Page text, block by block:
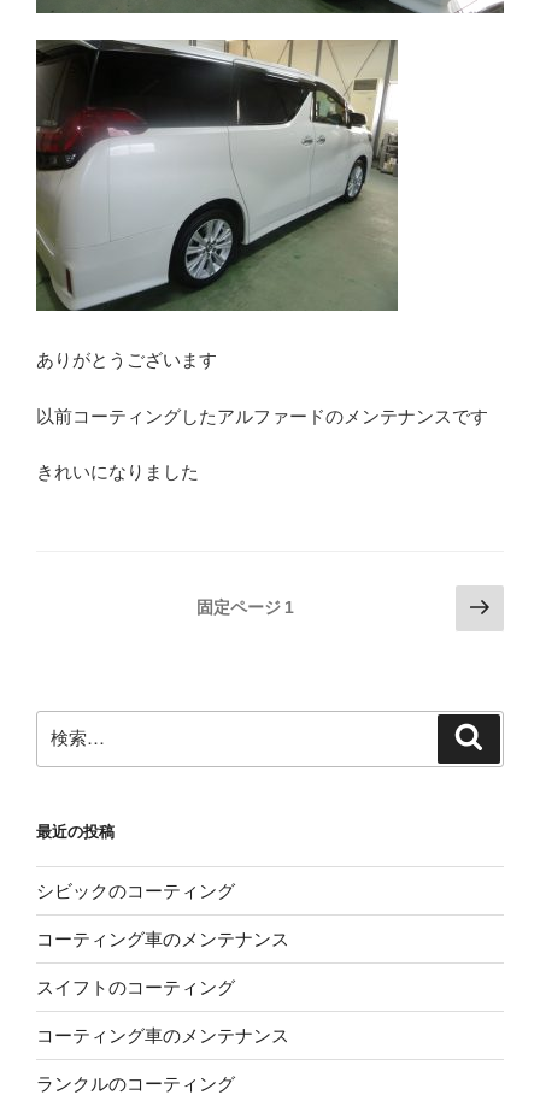
ありがとうございます
以前コーティングしたアルファードのメンテナンスです
きれいになりました
ゲ
ー
ョ
ン
固定ページ 1
次
の
ジ
索:
最近の投稿
シビックのコーティング
コーティング車のメンテナンス
スイフトのコーティング
コーティング車のメンテナンス
ランクルのコーティング